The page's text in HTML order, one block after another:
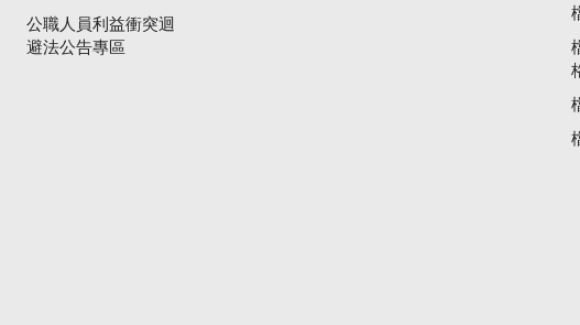
公職人員利益衝突迴
避法公告專區